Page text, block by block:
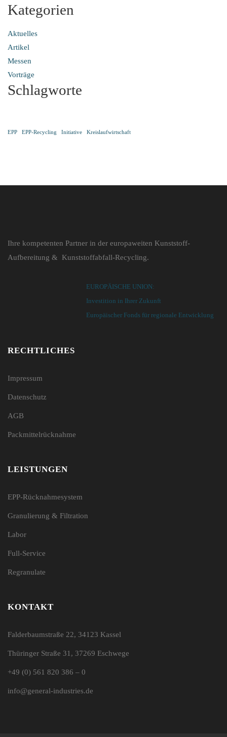
Kategorien
Aktuelles
Artikel
Messen
Vorträge
Schlagworte
EPP EPP-Recycling Initiative Kreislaufwirtschaft
Ihre kompetenten Partner in der europaweiten Kunststoff-
Aufbereitung & Kunststoffabfall-Recycling.
EUROPÄISCHE UNION:
Investition in Ihrer Zukunft
Europäischer Fonds für regionale Entwicklung
RECHTLICHES
Impressum
Datenschutz
AGB
Packmittelrücknahme
LEISTUNGEN
EPP-Rücknahmesystem
Granulierung & Filtration
Labor
Full-Service
Regranulate
KONTAKT
Falderbaumstraße 22, 34123 Kassel
Thüringer Straße 31, 37269 Eschwege
+49 (0) 561 820 386 – 0
info@general-industries.de